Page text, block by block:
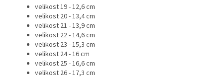
velikost 19 - 12,6 cm
velikost 20 - 13,4 cm
velikost 21 - 13,9 cm
velikost 22 - 14,6 cm
velikost 23 - 15,3 cm
velikost 24 - 16 cm
velikost 25 - 16,6 cm
velikost 26 - 17,3 cm